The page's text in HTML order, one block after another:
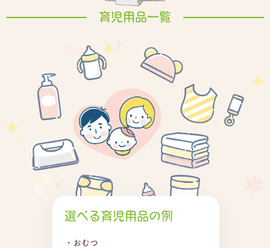
育児用品一覧
選べる育児用品の例
・おむつ